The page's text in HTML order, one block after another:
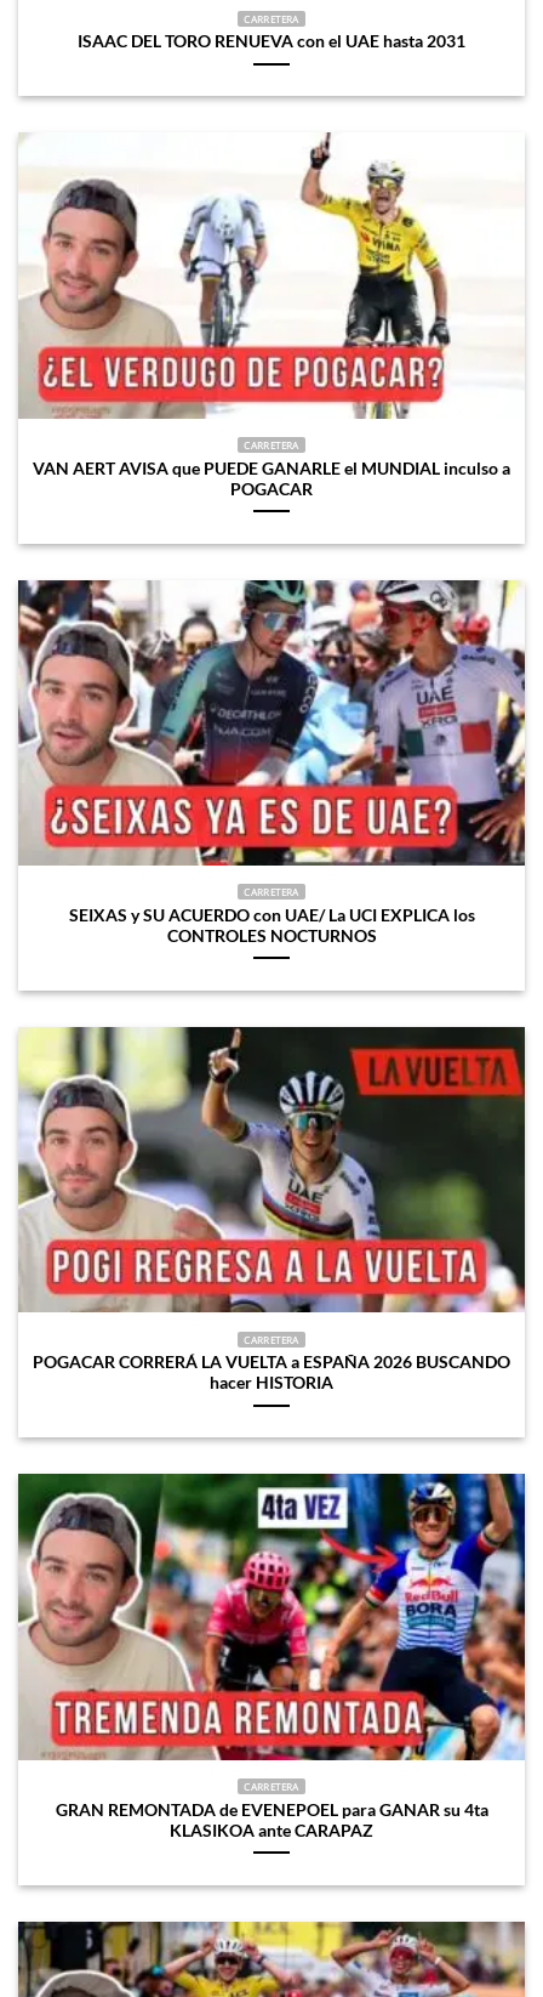
CARRETERA
ISAAC DEL TORO RENUEVA con el UAE hasta 2031
CARRETERA
VAN AERT AVISA que PUEDE GANARLE el MUNDIAL inculso a
POGACAR
CARRETERA
SEIXAS y SU ACUERDO con UAE/ La UCI EXPLICA los
CONTROLES NOCTURNOS
CARRETERA
POGACAR CORRERÁ LA VUELTA a ESPAÑA 2026 BUSCANDO
hacer HISTORIA
CARRETERA
GRAN REMONTADA de EVENEPOEL para GANAR su 4ta
KLASIKOA ante CARAPAZ